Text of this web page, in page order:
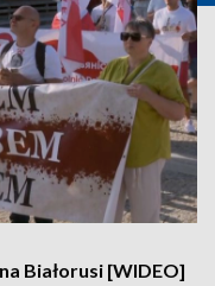
Białorusi [WIDEO]